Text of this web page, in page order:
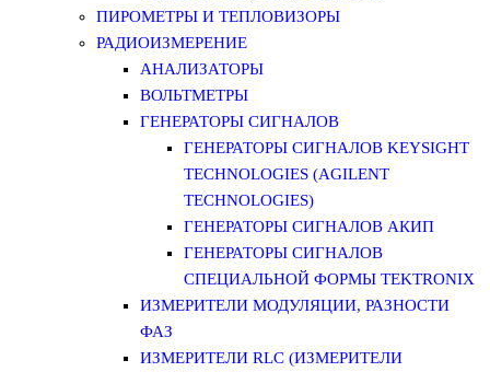
ПИРОМЕТРЫ И ТЕПЛОВИЗОРЫ
РАДИОИЗМЕРЕНИЕ
АНАЛИЗАТОРЫ
ВОЛЬТМЕТРЫ
ГЕНЕРАТОРЫ СИГНАЛОВ
ГЕНЕРАТОРЫ СИГНАЛОВ KEYSIGHT
TECHNOLOGIES (AGILENT
TECHNOLOGIES)
ГЕНЕРАТОРЫ СИГНАЛОВ АКИП
ГЕНЕРАТОРЫ СИГНАЛОВ
СПЕЦИАЛЬНОЙ ФОРМЫ TEKTRONIX
ИЗМЕРИТЕЛИ МОДУЛЯЦИИ, РАЗНОСТИ
ФАЗ
ИЗМЕРИТЕЛИ RLC (ИЗМЕРИТЕЛИ